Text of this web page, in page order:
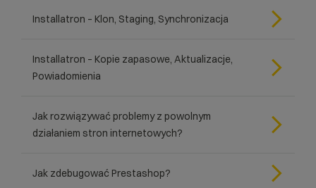
Installatron – Klon, Staging, Synchronizacja
Installatron – Kopie zapasowe, Aktualizacje,
Powiadomienia
Jak rozwiązywać problemy z powolnym
działaniem stron internetowych?
Jak zdebugować Prestashop?